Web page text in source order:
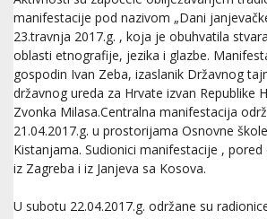
manifestacije pod nazivom „Dani
23.travnja 2017.g. , koja je obuhvatila
oblasti etnografije, jezika i glazbe.
gospodin Ivan Zeba, izaslanik Državnog
državnog ureda za Hrvate izvan Republike
Zvonka Milasa.Centralna manifestacija
21.04.2017.g. u prostorijama Osnovne
Kistanjama. Sudionici manifestacije ,
iz Zagreba i iz Janjeva sa Kosova.
U subotu 22.04.2017.g. održane su